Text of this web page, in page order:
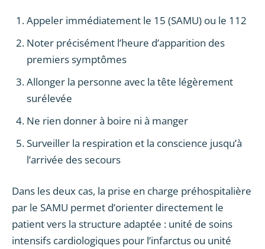
Appeler immédiatement le 15 (SAMU) ou le 112
Noter précisément l’heure d’apparition des
premiers symptômes
Allonger la personne avec la tête légèrement
surélevée
Ne rien donner à boire ni à manger
Surveiller la respiration et la conscience jusqu’à
l’arrivée des secours
Dans les deux cas, la prise en charge préhospitalière
par le SAMU permet d’orienter directement le
patient vers la structure adaptée : unité de soins
intensifs cardiologiques pour l’infarctus ou unité